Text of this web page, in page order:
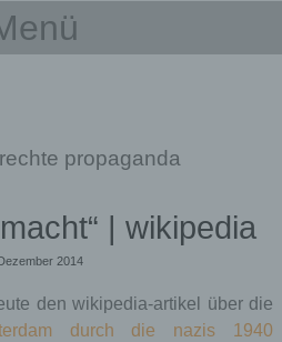
rechte propaganda
| wikipedia
2014
den wikipedia-artikel über die
durch die nazis 1940